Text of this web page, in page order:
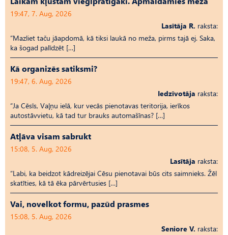
19:47, 7. Aug, 2026
Lasītāja R. raksta:
“Mazliet taču jāapdomā, kā tiksi laukā no meža, pirms tajā ej. Saka,
ka šogad palīdzēt […]
Kā organizēs satiksmi?
19:47, 6. Aug, 2026
Iedzīvotāja raksta:
“Ja Cēsīs, Vaļņu ielā, kur vecās pienotavas teritorija, ierīkos
autostāvvietu, kā tad tur brauks automašīnas? […]
Atļāva visam sabrukt
15:08, 5. Aug, 2026
Lasītāja raksta:
“Labi, ka beidzot kādreizējai Cēsu pienotavai būs cits saimnieks. Žēl
skatīties, kā tā ēka pārvērtusies […]
Vai, novelkot formu, pazūd prasmes
15:08, 5. Aug, 2026
Seniore V. raksta: